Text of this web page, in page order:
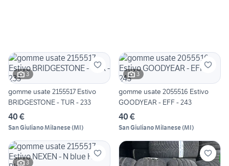
3
gomme usate 2155517 Estivo
BRIDGESTONE - TUR - 233
40 €
San Giuliano Milanese(MI)
3
gomme usate 2055516 Estivo
GOODYEAR - EFF - 243
40 €
San Giuliano Milanese(MI)
3